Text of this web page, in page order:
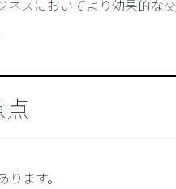
スにおいてより効果的な
ます。